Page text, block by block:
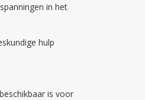
in het
hulp
is voor